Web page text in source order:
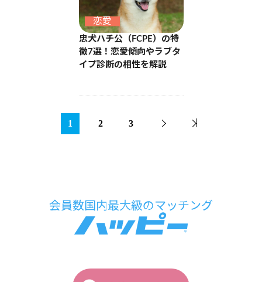
恋愛
忠犬ハチ公（FCPE）の特
徴7選！恋愛傾向やラブタ
イプ診断の相性を解説
1 2 3